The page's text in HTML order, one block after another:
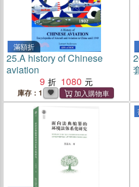
滿額折
25.A history of Chinese
aviation
9
1080
庫存：1